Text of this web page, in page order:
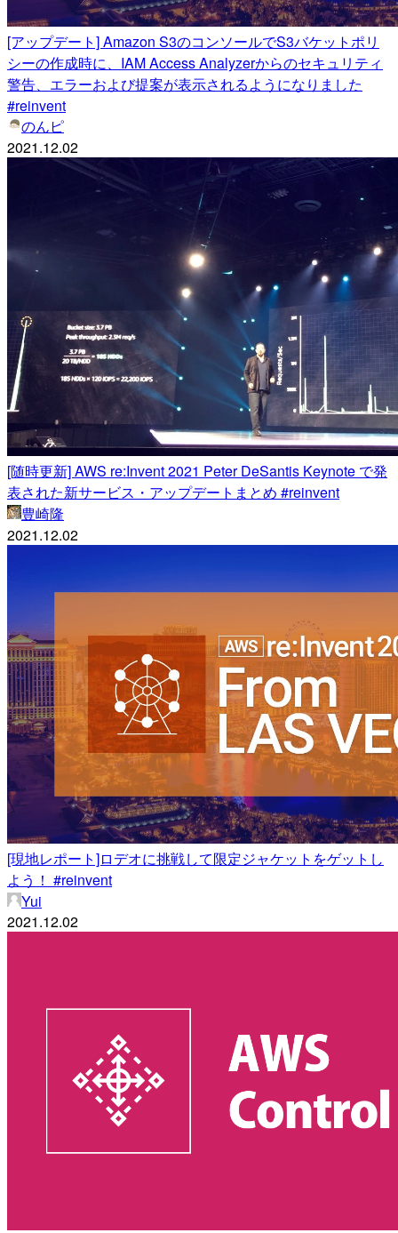
[アップデート] Amazon S3のコンソールでS3バケットポリ
シーの作成時に、IAM Access Analyzerからのセキュリティ
警告、エラーおよび提案が表示されるようになりました
#reinvent
のんピ
2021.12.02
[随時更新] AWS re:Invent 2021 Peter DeSantis Keynote で発
表された新サービス・アップデートまとめ #reinvent
豊崎隆
2021.12.02
[現地レポート]ロデオに挑戦して限定ジャケットをゲットし
よう！ #reinvent
Yui
2021.12.02